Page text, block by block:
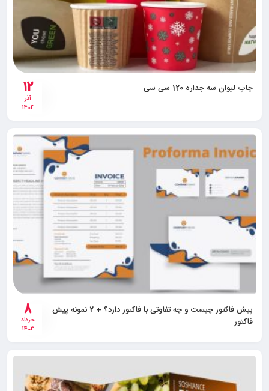
12
آذر
1403
چاپ لیوان سه جداره 120 سی سی
8
خرداد
1403
پیش فاکتور چیست و چه تفاوتی با فاکتور دارد؟ + 2 نمونه پیش
فاکتور